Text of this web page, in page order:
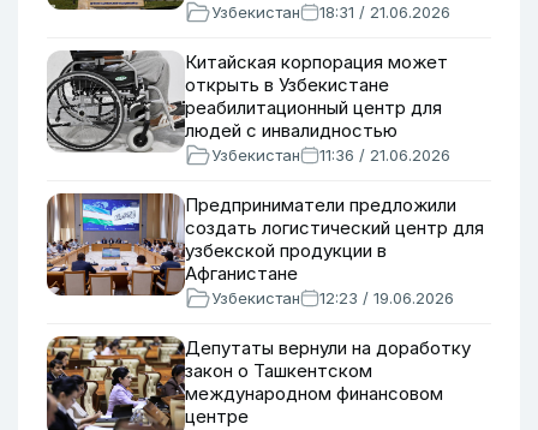
Узбекистан 18:31 / 21.06.2026
Китайская корпорация может
открыть в Узбекистане
реабилитационный центр для
людей с инвалидностью
Узбекистан 11:36 / 21.06.2026
Предприниматели предложили
создать логистический центр для
узбекской продукции в
Афганистане
Узбекистан 12:23 / 19.06.2026
Депутаты вернули на доработку
закон о Ташкентском
международном финансовом
центре